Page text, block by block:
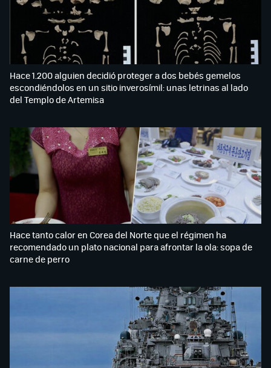
Hace 1.200 alguien decidió proteger a dos bebés gemelos
escondiéndolos en un sitio inverosímil: unas letrinas al lado
del Templo de Artemisa
Hace tanto calor en Corea del Norte que el régimen ha
recomendado un plato nacional para afrontar la ola: sopa de
carne de perro